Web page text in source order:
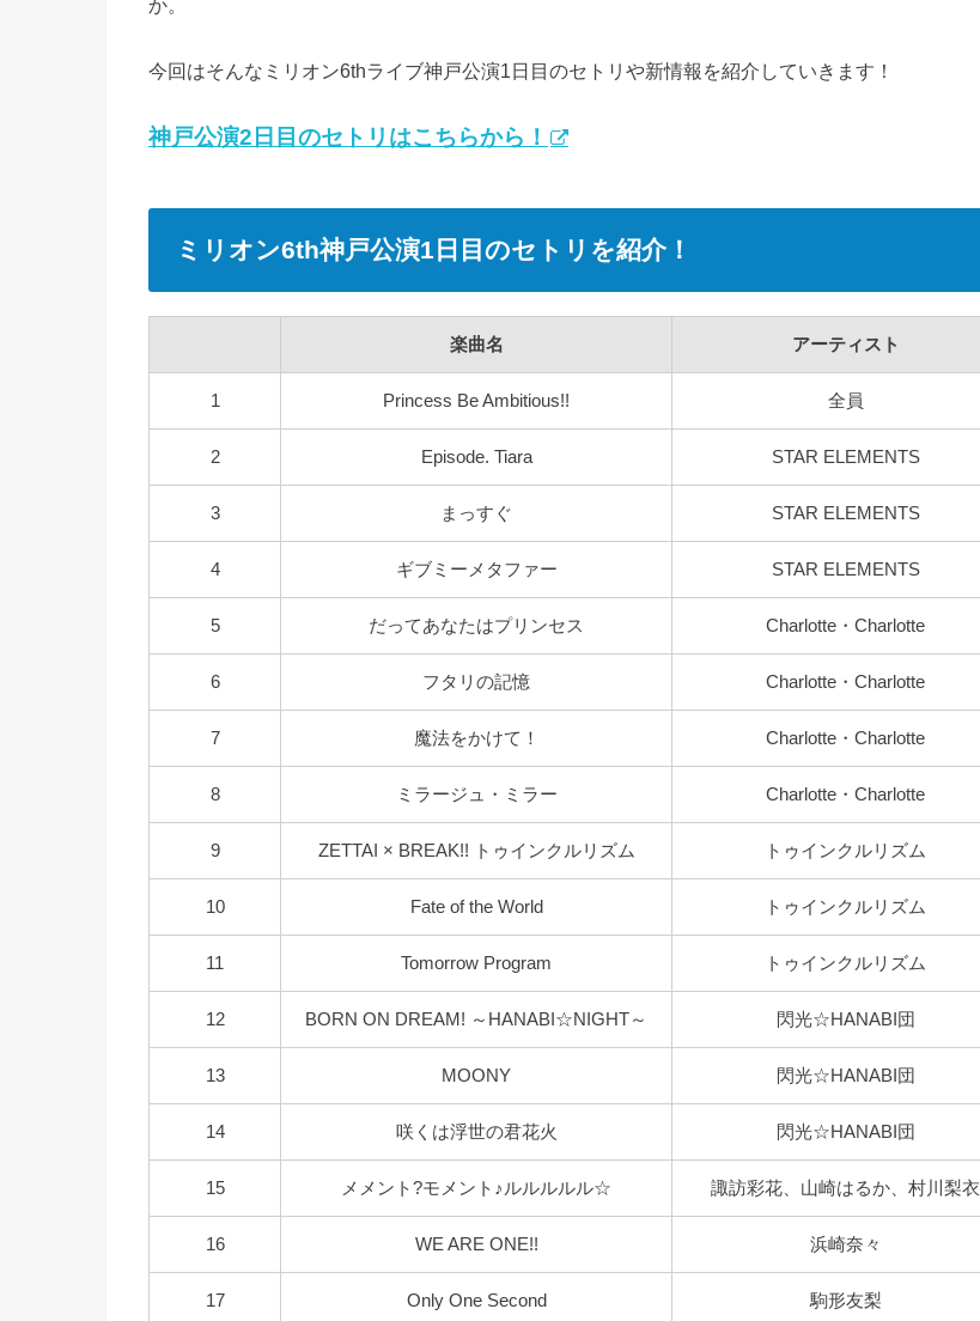
か。
今回はそんなミリオン6thライブ神戸公演1日目のセトリや新情報を紹介していきます！
神戸公演2日目のセトリはこちらから！
ミリオン6th神戸公演1日目のセトリを紹介！
楽曲名 アーティスト
1 Princess Be Ambitious!! 全員
2 Episode. Tiara STAR ELEMENTS
3 まっすぐ STAR ELEMENTS
4 ギブミーメタファー STAR ELEMENTS
5 だってあなたはプリンセス Charlotte・Charlotte
6 フタリの記憶 Charlotte・Charlotte
7 魔法をかけて！ Charlotte・Charlotte
8 ミラージュ・ミラー Charlotte・Charlotte
9 ZETTAI × BREAK!! トゥインクルリズム トゥインクルリズム
10 Fate of the World トゥインクルリズム
11 Tomorrow Program トゥインクルリズム
12 BORN ON DREAM! ～HANABI☆NIGHT～ 閃光☆HANABI団
13 MOONY 閃光☆HANABI団
14 咲くは浮世の君花火 閃光☆HANABI団
15 メメント?モメント♪ルルルルル☆ 諏訪彩花、山崎はるか、村川梨衣
16 WE ARE ONE!! 浜崎奈々
17 Only One Second 駒形友梨